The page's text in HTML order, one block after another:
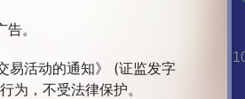
。
易活动的通知》 (证监发字
，不受法律保护。